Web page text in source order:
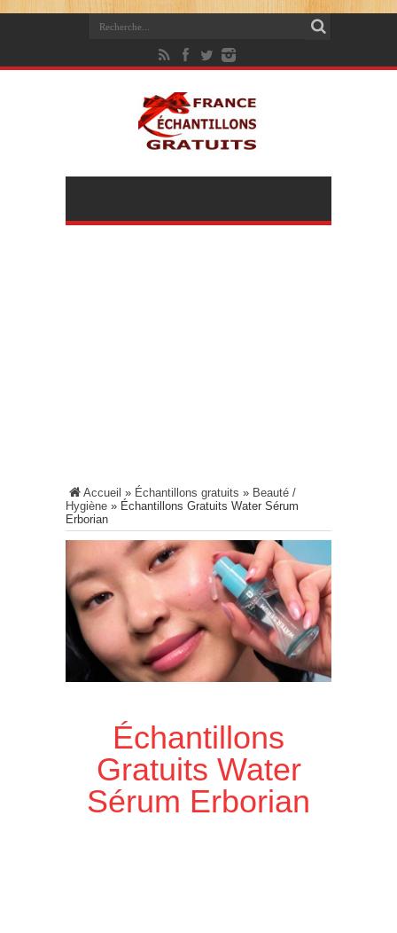
Accueil » Échantillons gratuits » Beauté /
Hygiène » Échantillons Gratuits Water Sérum
Erborian
Échantillons
Gratuits Water
Sérum Erborian